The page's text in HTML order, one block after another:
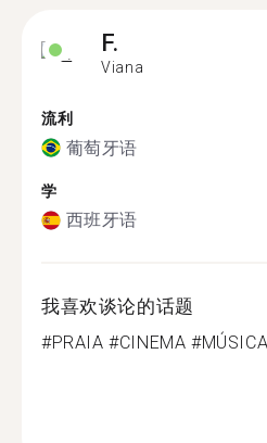
F.
Viana
流利
葡萄牙语
学
西班牙语
我喜欢谈论的话题
#PRAIA #CINEMA